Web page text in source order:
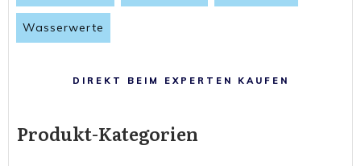
Wasserwerte
DIREKT BEIM EXPERTEN KAUFEN
Produkt-Kategorien